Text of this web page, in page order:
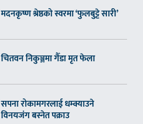
मदनकृष्ण श्रेष्ठको स्वरमा ‘फुलबुट्टे सारी’
चितवन निकुञ्जमा गैँडा मृत फेला
सपना रोकामगरलाई धम्क्याउने
विनयजंग बस्नेत पक्राउ